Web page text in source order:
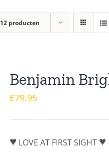
12 producten
Benjamin
€79.95
♥ LOVE AT FIRST SIGHT ♥